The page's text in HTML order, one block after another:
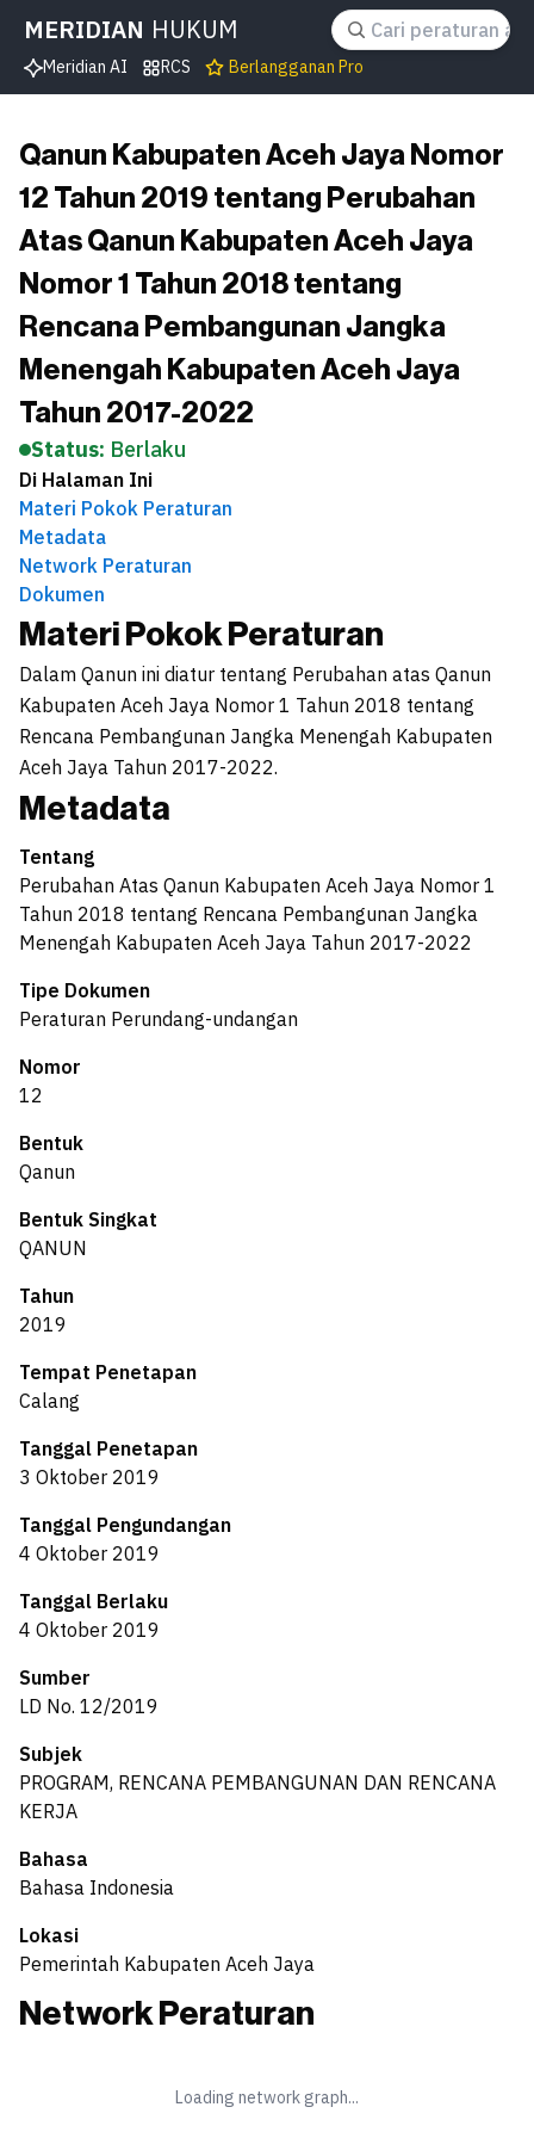
MERIDIAN HUKUM
Meridian AI RCS Berlangganan Pro
Qanun Kabupaten Aceh Jaya Nomor
12 Tahun 2019 tentang Perubahan
Atas Qanun Kabupaten Aceh Jaya
Nomor 1 Tahun 2018 tentang
Rencana Pembangunan Jangka
Menengah Kabupaten Aceh Jaya
Tahun 2017-2022
Status: Berlaku
Di Halaman Ini
Materi Pokok Peraturan
Metadata
Network Peraturan
Dokumen
Materi Pokok Peraturan
Dalam Qanun ini diatur tentang Perubahan atas Qanun
Kabupaten Aceh Jaya Nomor 1 Tahun 2018 tentang
Rencana Pembangunan Jangka Menengah Kabupaten
Aceh Jaya Tahun 2017-2022.
Metadata
Tentang
Perubahan Atas Qanun Kabupaten Aceh Jaya Nomor 1
Tahun 2018 tentang Rencana Pembangunan Jangka
Menengah Kabupaten Aceh Jaya Tahun 2017-2022
Tipe Dokumen
Peraturan Perundang-undangan
Nomor
12
Bentuk
Qanun
Bentuk Singkat
QANUN
Tahun
2019
Tempat Penetapan
Calang
Tanggal Penetapan
3 Oktober 2019
Tanggal Pengundangan
4 Oktober 2019
Tanggal Berlaku
4 Oktober 2019
Sumber
LD No. 12/2019
Subjek
PROGRAM, RENCANA PEMBANGUNAN DAN RENCANA
KERJA
Bahasa
Bahasa Indonesia
Lokasi
Pemerintah Kabupaten Aceh Jaya
Network Peraturan
Loading network graph...